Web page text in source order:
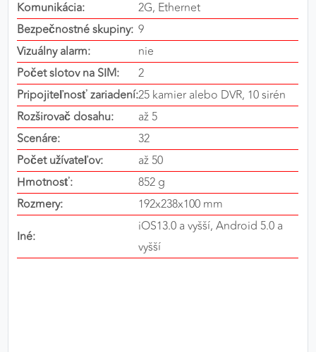
Komunikácia:
2G, Ethernet
Bezpečnostné skupiny: 9
Vizuálny alarm:
nie
Počet slotov na SIM:
2
Pripojiteľnosť zariadení:25 kamier alebo DVR, 10 sirén
Rozširovač dosahu:
až 5
Scenáre:
32
Počet užívateľov:
až 50
Hmotnosť:
852 g
Rozmery:
192x238x100 mm
Iné:
iOS13.0 a vyšší, Android 5.0 a
vyšší
výkon a funkčnosť našich stránok.
Google Analytics
Poskytovateľ:
MARKETINGOVÉ COOKIES
Marketingové cookies sa používajú na sledovanie
správania používateľov naprieč webovými
stránkami. Umožňujú nám a našim partnerom
zobrazovať cielenú a relevantnú reklamu, a to na
našom webe aj v reklamných sieťach tretích strán.